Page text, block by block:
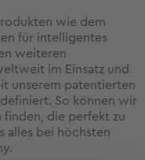
wie dem
für intelligentes
weiteren
im Einsatz und
unserem patentierten
So können wir
finden, die perfekt zu
alles bei höchsten